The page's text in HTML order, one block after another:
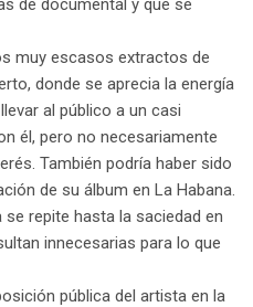
muy escasos extractos de
donde se aprecia la energía
al público a un casi
él, pero no necesariamente
También podría haber sido
de su álbum en La Habana.
repite hasta la saciedad en
innecesarias para lo que
pública del artista en la